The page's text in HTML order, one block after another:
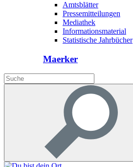
Amtsblätter
Pressemitteilungen
Mediathek
Informationsmaterial
Statistische Jahrbücher
Maerker